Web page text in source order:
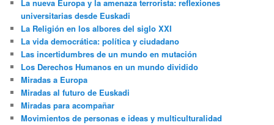
La nueva Europa y la amenaza terrorista: reflexiones
universitarias desde Euskadi
La Religión en los albores del siglo XXI
La vida democrática: política y ciudadano
Las incertidumbres de un mundo en mutación
Los Derechos Humanos en un mundo dividido
Miradas a Europa
Miradas al futuro de Euskadi
Miradas para acompañar
Movimientos de personas e ideas y multiculturalidad